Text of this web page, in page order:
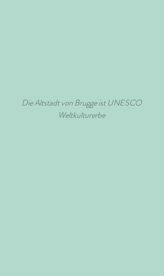
Die Altstadt von Brugge ist UNESCO
Weltkulturerbe